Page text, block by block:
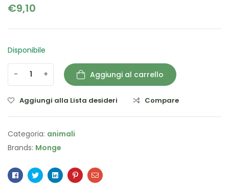
€9,10
Disponibile
- + Aggiungi al carrello
Aggiungi alla Lista desideri Compare
Categoria: animali
Brands: Monge
Facebook
TwitterLinkedinPinterestEmail